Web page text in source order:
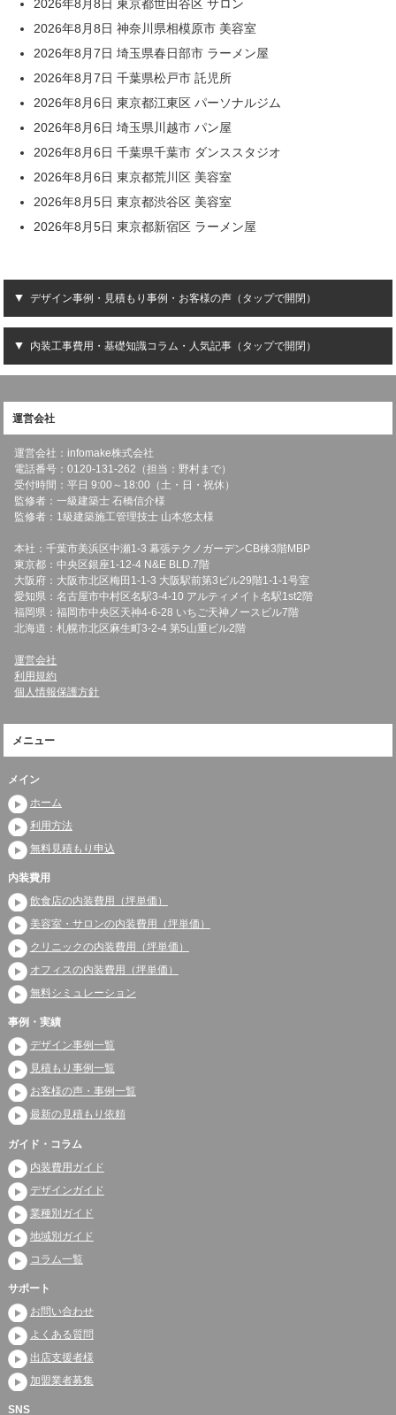
2026年8月8日 東京都世田谷区 サロン
2026年8月8日 神奈川県相模原市 美容室
2026年8月7日 埼玉県春日部市 ラーメン屋
2026年8月7日 千葉県松戸市 託児所
2026年8月6日 東京都江東区 パーソナルジム
2026年8月6日 埼玉県川越市 パン屋
2026年8月6日 千葉県千葉市 ダンススタジオ
2026年8月6日 東京都荒川区 美容室
2026年8月5日 東京都渋谷区 美容室
2026年8月5日 東京都新宿区 ラーメン屋
デザイン事例・見積もり事例・お客様の声（タップで開閉）
内装工事費用・基礎知識コラム・人気記事（タップで開閉）
運営会社
運営会社：infomake株式会社
電話番号：0120-131-262（担当：野村まで）
受付時間：平日 9:00～18:00（土・日・祝休）
監修者：一級建築士 石橋信介様
監修者：1級建築施工管理技士 山本悠太様
本社：千葉市美浜区中瀬1-3 幕張テクノガーデンCB棟3階MBP
東京都：中央区銀座1-12-4 N&E BLD.7階
大阪府：大阪市北区梅田1-1-3 大阪駅前第3ビル29階1-1-1号室
愛知県：名古屋市中村区名駅3-4-10 アルティメイト名駅1st2階
福岡県：福岡市中央区天神4-6-28 いちご天神ノースビル7階
北海道：札幌市北区麻生町3-2-4 第5山重ビル2階
運営会社
利用規約
個人情報保護方針
メニュー
メイン
ホーム
利用方法
無料見積もり申込
内装費用
飲食店の内装費用（坪単価）
美容室・サロンの内装費用（坪単価）
クリニックの内装費用（坪単価）
オフィスの内装費用（坪単価）
無料シミュレーション
事例・実績
デザイン事例一覧
見積もり事例一覧
お客様の声・事例一覧
最新の見積もり依頼
ガイド・コラム
内装費用ガイド
デザインガイド
業種別ガイド
地域別ガイド
コラム一覧
サポート
お問い合わせ
よくある質問
出店支援者様
加盟業者募集
SNS